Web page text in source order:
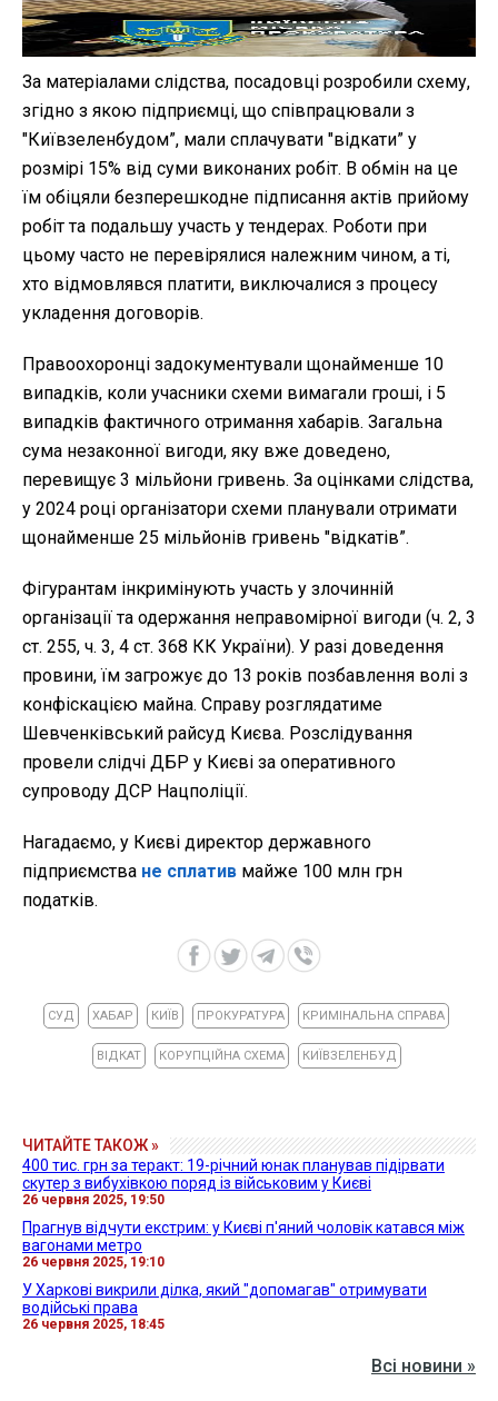
За матеріалами слідства, посадовці розробили схему,
згідно з якою підприємці, що співпрацювали з
"Київзеленбудом”, мали сплачувати "відкати” у
розмірі 15% від суми виконаних робіт. В обмін на це
їм обіцяли безперешкодне підписання актів прийому
робіт та подальшу участь у тендерах. Роботи при
цьому часто не перевірялися належним чином, а ті,
хто відмовлявся платити, виключалися з процесу
укладення договорів.
Правоохоронці задокументували щонайменше 10
випадків, коли учасники схеми вимагали гроші, і 5
випадків фактичного отримання хабарів. Загальна
сума незаконної вигоди, яку вже доведено,
перевищує 3 мільйони гривень. За оцінками слідства,
у 2024 році організатори схеми планували отримати
щонайменше 25 мільйонів гривень "відкатів”.
Фігурантам інкримінують участь у злочинній
організації та одержання неправомірної вигоди (ч. 2, 3
ст. 255, ч. 3, 4 ст. 368 КК України). У разі доведення
провини, їм загрожує до 13 років позбавлення волі з
конфіскацією майна. Справу розглядатиме
Шевченківський райсуд Києва. Розслідування
провели слідчі ДБР у Києві за оперативного
супроводу ДСР Нацполіції.
Нагадаємо, у Києві директор державного
підприємства не сплатив майже 100 млн грн
податків.
СУД ХАБАР КИЇВ ПРОКУРАТУРА КРИМІНАЛЬНА СПРАВА
ВІДКАТ КОРУПЦІЙНА СХЕМА КИЇВЗЕЛЕНБУД
ЧИТАЙТЕ ТАКОЖ »
400 тис. грн за теракт: 19-річний юнак планував підірвати
скутер з вибухівкою поряд із військовим у Києві
26 червня 2025, 19:50
Прагнув відчути екстрим: у Києві п'яний чоловік катався між
вагонами метро
26 червня 2025, 19:10
У Харкові викрили ділка, який "допомагав" отримувати
водійські права
26 червня 2025, 18:45
Всі новини »